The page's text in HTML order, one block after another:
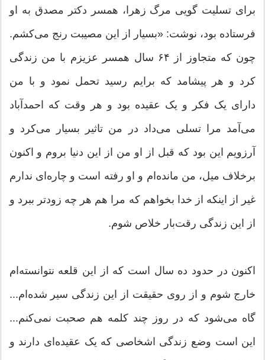
برای تسلیت گویی مرگ زهرا، همسر دکتر مصدق به او
فرستاده بود، نوشت: «بسیار از این مصیبت رنج می‌کشم.
چون که متجاوز از ۶۴ سال همسر عزیزم با من زندگی
کرد و هر پیشامد که برایم رسید تحمل نمود و با من
دارای یک فکر و یک عقیده بود و هر وقت که احمدآباد
می‌آمد مرا تسلی می‌داد در من تاثیر بسیار می‌کرد و
آرزویم این بود که قبل از او من از این دنیا بروم و اکنون
برخلاف میل، من مانده‌ام و او رفته است و چاره‌‌ای ندارم
غیر از اینکه از خدا بخواهم که مرا هم هر چه زود‌تر ببرد و
از این زندگی رقت‌بار خلاص شوم.
اکنون در حدود ده سال است که از این قلعه نتوانسته‌ام
خارج شوم و از روی حقیقت از این زندگی سیر شده‌ام...
گاه می‌شود که در روز چند کلمه هم صحبت نمی‌کنم...
این است وضع زندگی اشخاصی که یک عقیده‌‌ای دارند و